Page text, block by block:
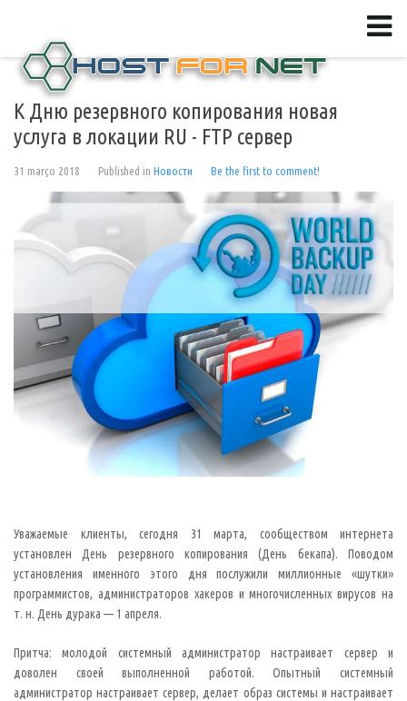
К Дню резервного копирования новая
услуга в локации RU - FTP сервер
31 março 2018 Published in Новости Be the first to comment!
Уважаемые клиенты, сегодня 31 марта, сообществом интернета
установлен День резервного копирования (День бекапа). Поводом
установления именного этого дня послужили миллионные «шутки»
программистов, администраторов хакеров и многочисленных вирусов на
т. н. День дурака — 1 апреля.
Притча: молодой системный администратор настраивает сервер и
доволен своей выполненной работой. Опытный системный
администратор настраивает сервер, делает образ системы и настраивает